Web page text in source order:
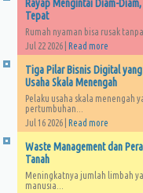
Rayap Mengintai Diam-
Tepat
Rumah nyaman bisa rusak
Jul 22 2026 | Read more
Tiga Pilar Bisnis Digital
Usaha Skala Menengah
Pelaku usaha skala menengah
pertumbuhan...
Jul 16 2026 | Read more
Waste Management dan
Tanah
Meningkatnya jumlah limbah
manusia...